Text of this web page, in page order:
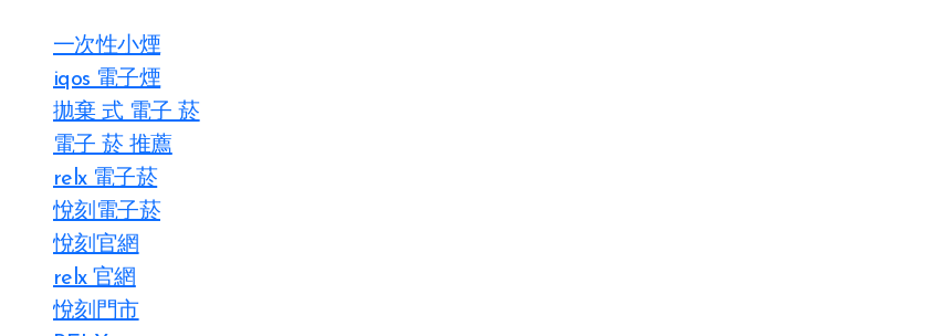
一次性小煙
iqos 電子煙​
拋棄 式 電子 菸​
電子 菸 推薦
relx 電子菸
悅刻電子菸
悅刻官網
relx 官網
悅刻門市